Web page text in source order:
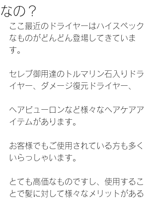
なの？
ここ最近のドライヤーはハイスペック
なものがどんどん登場してきていま
す。
セレブ御用達のトルマリン石入りドラ
イヤー、ダメージ復元ドライヤー、
ヘアビューロンなど様々なヘアケアア
イテムがあります。
お客様でもご使用されている方も多く
いらっしゃいます。
とても高価なものですし、使用するこ
とで髪に対して様々なメリットがある